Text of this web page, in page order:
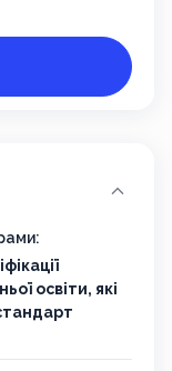
освіти, які